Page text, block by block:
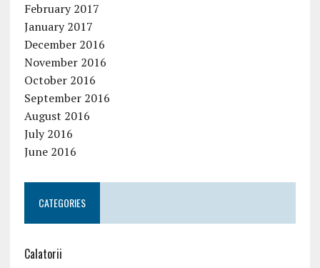
February 2017
January 2017
December 2016
November 2016
October 2016
September 2016
August 2016
July 2016
June 2016
CATEGORIES
Calatorii